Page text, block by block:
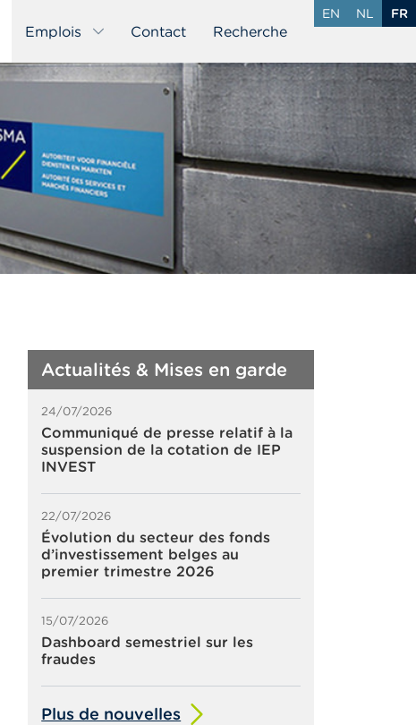
Emplois Contact Recherche
EN NL FR
Actualités & Mises en garde
24/07/2026
Communiqué de presse relatif à la
suspension de la cotation de IEP
INVEST
22/07/2026
Évolution du secteur des fonds
d’investissement belges au
premier trimestre 2026
15/07/2026
Dashboard semestriel sur les
fraudes
Plus de nouvelles